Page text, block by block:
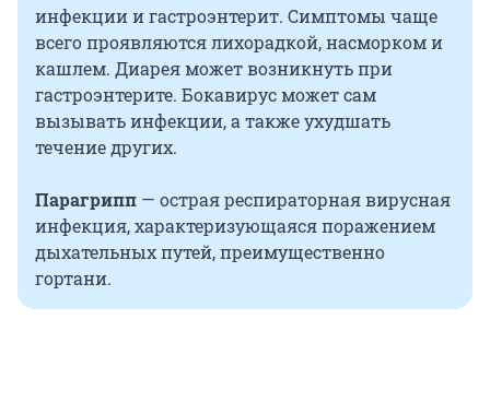
инфекции и гастроэнтерит. Симптомы чаще
всего проявляются лихорадкой, насморком и
кашлем. Диарея может возникнуть при
гастроэнтерите. Бокавирус может сам
вызывать инфекции, а также ухудшать
течение других.
Парагрипп — острая респираторная вирусная
инфекция, характеризующаяся поражением
дыхательных путей, преимущественно
гортани.